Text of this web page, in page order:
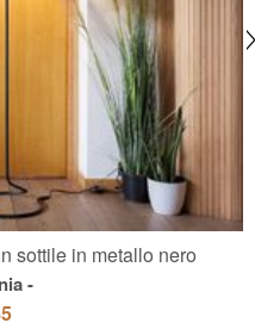
sottile in metallo nero